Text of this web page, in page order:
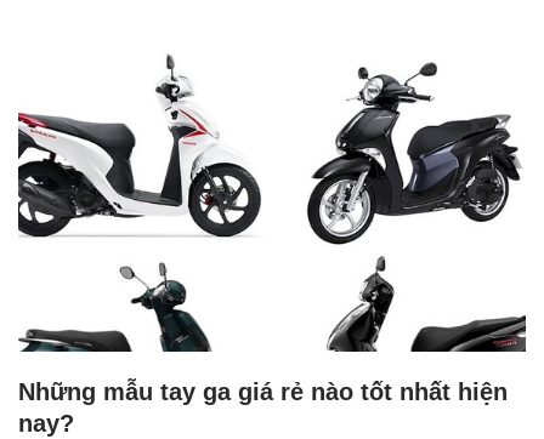
Những mẫu tay ga giá rẻ nào tốt nhất hiện
nay?